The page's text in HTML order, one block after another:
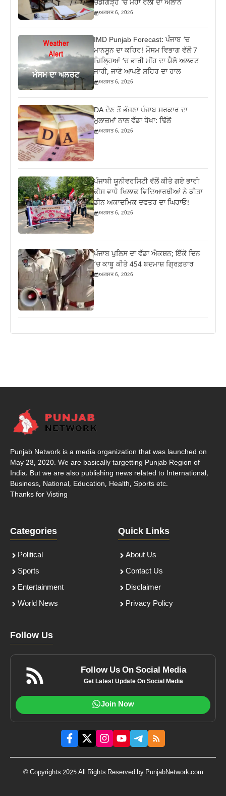
ਚੰਡੀਗੜ੍ਹ ‘ਚ ਮਹਾ ਰੈਲੀ ਦਾ ਐਲਾਨ
ਅਗਸਤ 6, 2026
IMD Punjab Forecast: ਪੰਜਾਬ ‘ਚ
ਮਾਨਸੂਨ ਦਾ ਕਹਿਰ! ਮੌਸਮ ਵਿਭਾਗ ਵੱਲੋਂ 7
ਜ਼ਿਲ੍ਹਿਆਂ ‘ਚ ਭਾਰੀ ਮੀਂਹ ਦਾ ਯੈਲੋ ਅਲਰਟ
ਜਾਰੀ, ਜਾਣੋ ਆਪਣੇ ਸ਼ਹਿਰ ਦਾ ਹਾਲ
ਅਗਸਤ 6, 2026
DA ਦੇਣ‌ ਤੋਂ ਭੱਜਣਾ ਪੰਜਾਬ ਸਰਕਾਰ ਦਾ
ਮੁਲਾਜ਼ਮਾਂ ਨਾਲ ਵੱਡਾ ਧੋਖਾ: ਢਿੱਲੋਂ
ਅਗਸਤ 6, 2026
ਪੰਜਾਬੀ ਯੂਨੀਵਰਸਿਟੀ ਵੱਲੋਂ ਕੀਤੇ ਗਏ ਭਾਰੀ
ਫੀਸ ਵਾਧੇ ਖਿਲਾਫ਼ ਵਿਦਿਆਰਥੀਆਂ ਨੇ ਕੀਤਾ
ਡੀਨ ਅਕਾਦਮਿਕ ਦਫਤਰ ਦਾ ਘਿਰਾਓ!
ਅਗਸਤ 6, 2026
ਪੰਜਾਬ ਪੁਲਿਸ ਦਾ ਵੱਡਾ ਐਕਸ਼ਨ; ਇੱਕੋ ਦਿਨ
‘ਚ ਕਾਬੂ ਕੀਤੇ 454 ਬਦਮਾਸ਼ ਗ੍ਰਿਫ਼ਤਾਰ
ਅਗਸਤ 6, 2026
Punjab Network is a media organization that was launched on
May 28, 2020. We are basically targetting Punjab Region of
India. But we are also publishing news related to International,
Business, National, Education, Health, Sports etc.
Thanks for Visting
Categories
Political
Sports
Entertainment
World News
Quick Links
About Us
Contact Us
Disclaimer
Privacy Policy
Follow Us
Follow Us On Social Media
Get Latest Update On Social Media
Join Now
© Copyrights 2025 All Rights Reserved by PunjabNetwork.com